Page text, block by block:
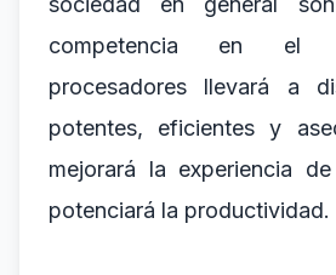
competencia en el
procesadores llevará a
potentes, eficientes y
mejorará la experiencia
potenciará la productividad.